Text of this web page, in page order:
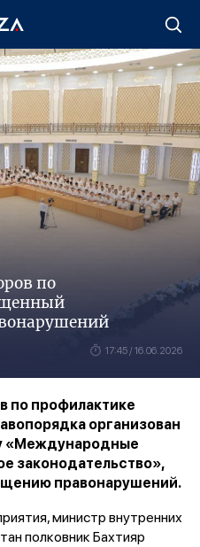
по
17:45 / 16.06.2026
по профилактике
организован
«Международные
законодательство»,
правонарушений.
министр внутренних
полковник Бахтияр